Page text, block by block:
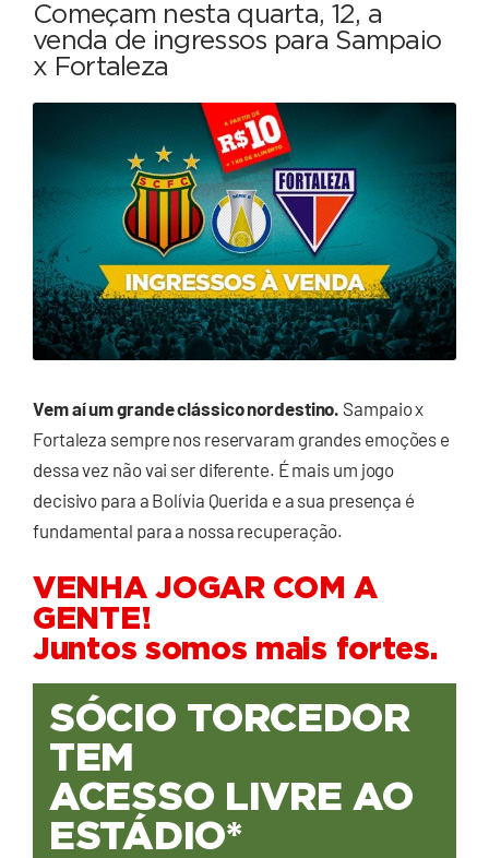
Começam nesta quarta, 12, a
venda de ingressos para Sampaio
x Fortaleza
Vem aí um grande clássico nordestino. Sampaio x
Fortaleza sempre nos reservaram grandes emoções e
dessa vez não vai ser diferente. É mais um jogo
decisivo para a Bolívia Querida e a sua presença é
fundamental para a nossa recuperação.
VENHA JOGAR COM A
GENTE!
Juntos somos mais fortes.
SÓCIO TORCEDOR
TEM
ACESSO LIVRE AO
ESTÁDIO*